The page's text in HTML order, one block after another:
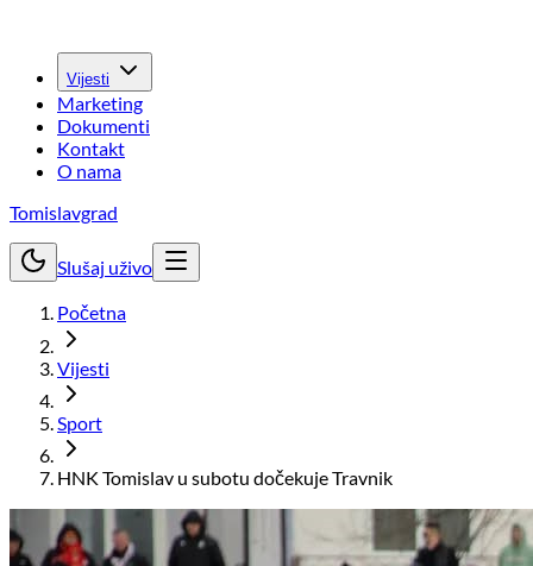
Vijesti
Marketing
Dokumenti
Kontakt
O nama
Tomislavgrad
Slušaj uživo
Početna
Vijesti
Sport
HNK Tomislav u subotu dočekuje Travnik